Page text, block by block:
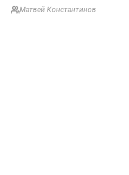
Матвей Константинов